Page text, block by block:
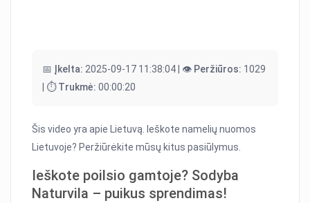
📅 Įkelta: 2025-09-17 11:38:04 | 👁️ Peržiūros: 1029
⏱️ Trukmė: 00:00:20
Šis video yra apie Lietuvą. Ieškote namelių nuomos
Lietuvoje? Peržiūrėkite mūsų kitus pasiūlymus.
Ieškote poilsio gamtoje? Sodyba
Naturvila – puikus sprendimas!